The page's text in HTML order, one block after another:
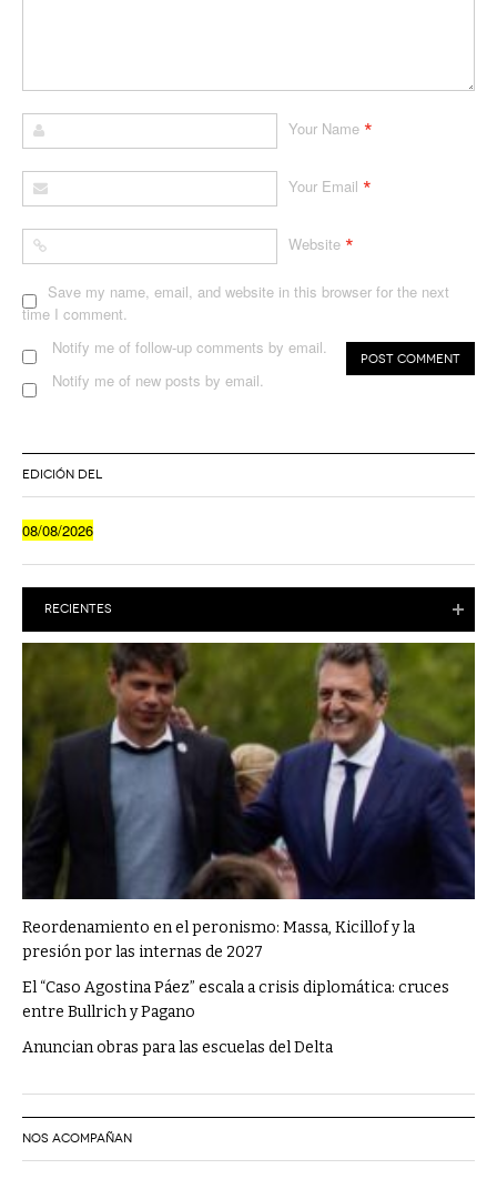
Your Name *
Your Email *
Website *
Save my name, email, and website in this browser for the next
time I comment.
Notify me of follow-up comments by email.
Notify me of new posts by email.
EDICIÓN DEL
08/08/2026
RECIENTES
Reordenamiento en el peronismo: Massa, Kicillof y la
presión por las internas de 2027
El “Caso Agostina Páez” escala a crisis diplomática: cruces
entre Bullrich y Pagano
Anuncian obras para las escuelas del Delta
NOS ACOMPAÑAN